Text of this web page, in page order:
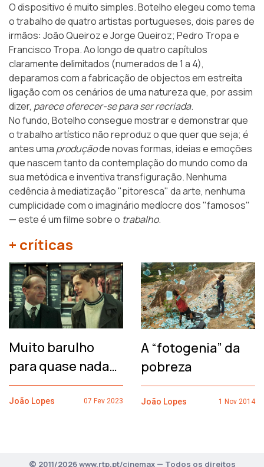
O dispositivo é muito simples. Botelho elegeu como tema
o trabalho de quatro artistas portugueses, dois pares de
irmãos: João Queiroz e Jorge Queiroz; Pedro Tropa e
Francisco Tropa. Ao longo de quatro capítulos
claramente delimitados (numerados de 1 a 4),
deparamos com a fabricação de objectos em estreita
ligação com os cenários de uma natureza que, por assim
dizer, parece oferecer-se para ser recriada.
No fundo, Botelho consegue mostrar e demonstrar que
o trabalho artístico não reproduz o que quer que seja; é
antes uma produçãode novas formas, ideias e emoções
que nascem tanto da contemplação do mundo como da
sua metódica e inventiva transfiguração. Nenhuma
cedência à mediatização "pitoresca" da arte, nenhuma
cumplicidade com o imaginário medíocre dos "famosos"
— este é um filme sobre o trabalho.
+ críticas
Muito barulho
para quase nada…
João Lopes 07 Fev 2023
A “fotogenia” da
pobreza
João Lopes 1 Nov 2014
© 2011/2026 www.rtp.pt/cinemax — Todos os direitos